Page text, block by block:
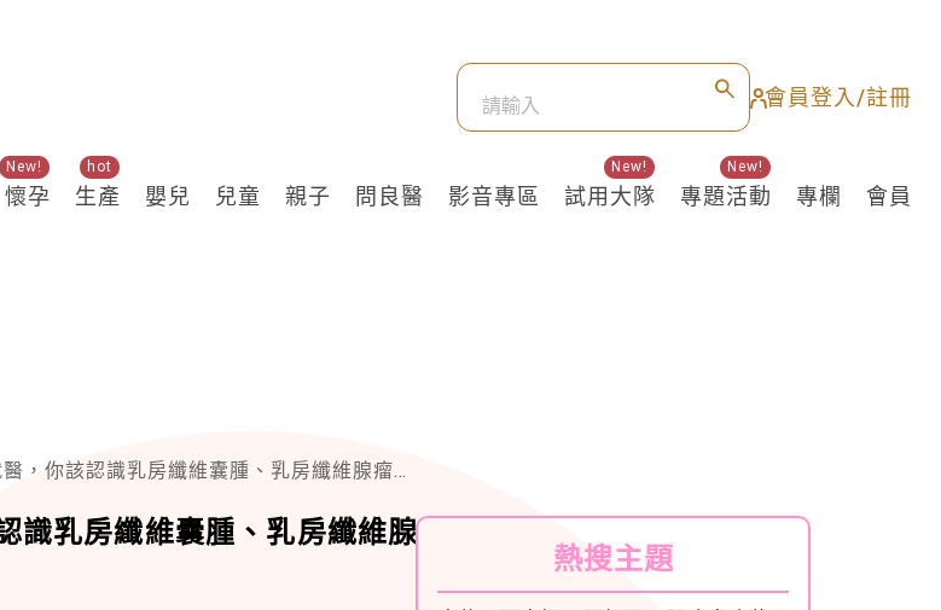
會員登入/註冊
懷孕
New!
生產
hot
嬰兒 兒童 親子 問良醫 影音專區 試用大隊
New!
專題活動
New!
專欄 會員
認識乳房纖維囊腫、乳房纖維腺瘤、乳癌硬塊的特徵
識乳房纖維囊腫、乳房纖維腺
熱搜主題